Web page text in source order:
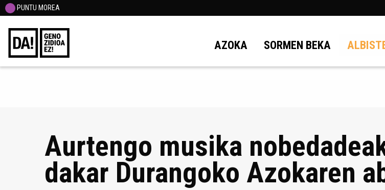
PUNTU MOREA
AZOKA SORMEN BEKA
Aurtengo musika
dakar Durangoko Azokaren